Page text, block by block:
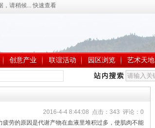
创意产业 联谊活动 园区浏览 艺术天地
2016-4-4 8:44:08 点击：343 评论：0
劳的原因是代谢产物在血液里堆积过多，使肌肉不能